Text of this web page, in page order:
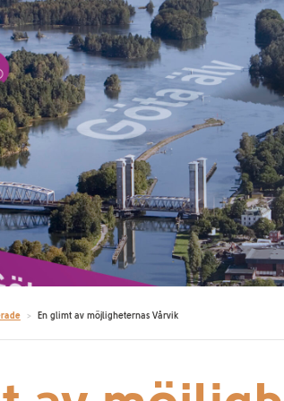
> En glimt av möjligheternas Vårvik